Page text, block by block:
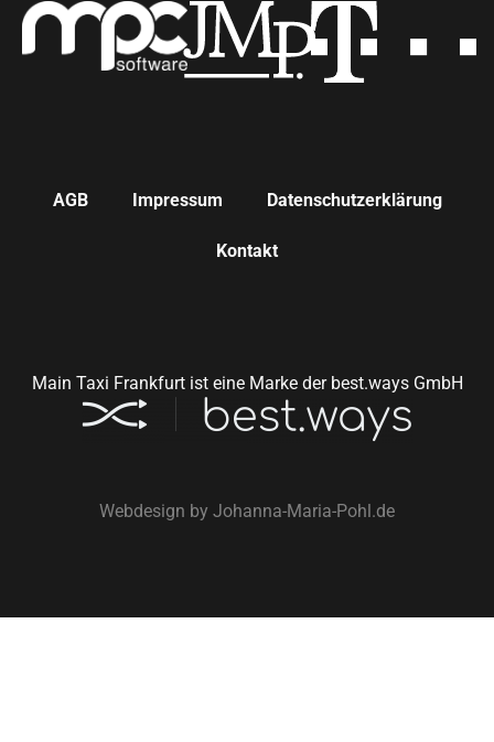
AGB Impressum Datenschutzerklärung
Kontakt
Main Taxi Frankfurt ist eine Marke der best.ways GmbH
Webdesign by Johanna-Maria-Pohl.de